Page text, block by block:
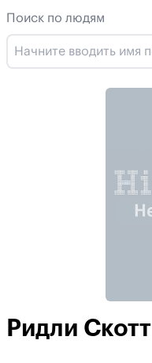
Поиск по людям
Ридли Скотт